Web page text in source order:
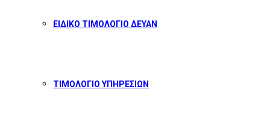
ΕΙΔΙΚΟ ΤΙΜΟΛΟΓΙΟ ΔΕΥΑΝ
ΤΙΜΟΛΟΓΙΟ ΥΠΗΡΕΣΙΩΝ